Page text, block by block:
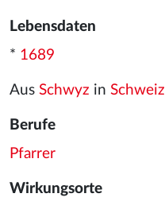
Lebensdaten
* 1689
Aus Schwyz in Schweiz
Berufe
Pfarrer
Wirkungsorte